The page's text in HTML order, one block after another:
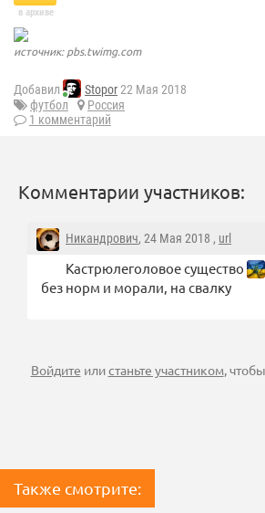
в архиве
источник: pbs.twimg.com
Добавил Stopor22 Мая 2018
футбол
Россия
1 комментарий
Комментарии участников:
Никандрович, 24 Мая 2018 , url
Кастрюлеголовое существо
без норм и морали, на свалку
Войдите илистаньте участником,
Также смотрите: